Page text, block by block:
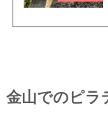
金山でのピラ